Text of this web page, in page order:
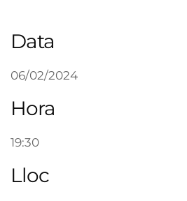
Data
06/02/2024
Hora
19:30
Lloc